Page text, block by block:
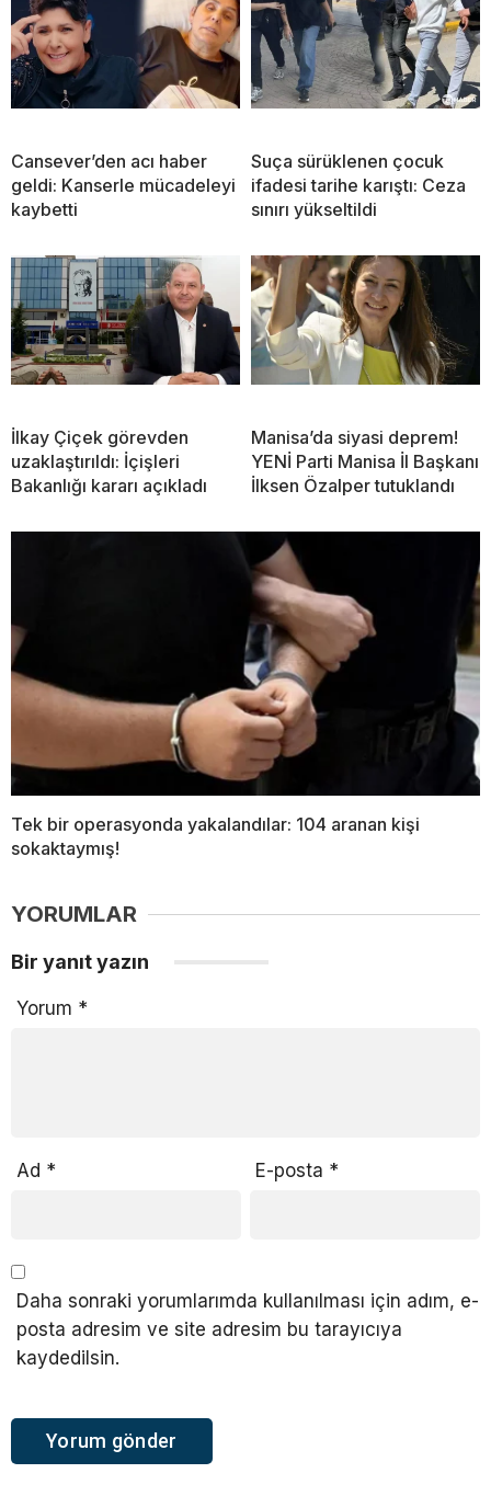
Cansever’den acı haber
geldi: Kanserle mücadeleyi
kaybetti
Suça sürüklenen çocuk
ifadesi tarihe karıştı: Ceza
sınırı yükseltildi
İlkay Çiçek görevden
uzaklaştırıldı: İçişleri
Bakanlığı kararı açıkladı
Manisa’da siyasi deprem!
YENİ Parti Manisa İl Başkanı
İlksen Özalper tutuklandı
Tek bir operasyonda yakalandılar: 104 aranan kişi
sokaktaymış!
YORUMLAR
Bir yanıt yazın
Yorum *
Ad * E-posta *
Daha sonraki yorumlarımda kullanılması için adım, e-
posta adresim ve site adresim bu tarayıcıya
kaydedilsin.